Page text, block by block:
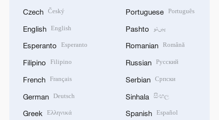
Czech Český
English English
Esperanto Esperanto
Filipino Filipino
French Français
German Deutsch
Greek Ελληνικά
Portuguese Português
Pashto پښتو
Romanian Română
Russian Русский
Serbian Српски
Sinhala සිංහල
Spanish Español